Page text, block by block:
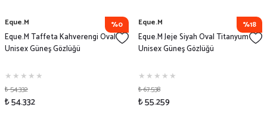
%0
Eque.M
Eque.M Taffeta Kahverengi Oval
Unisex Güneş Gözlüğü
₺ 54.332
₺ 54.332
%18
Eque.M
Eque.M Jeje Siyah Oval Titanyum
Unisex Güneş Gözlüğü
₺ 67.538
₺ 55.259